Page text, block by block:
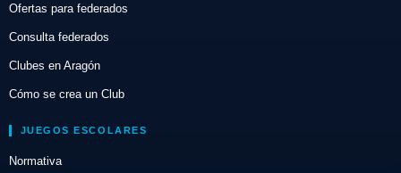
Ofertas para federados
Consulta federados
Clubes en Aragón
Cómo se crea un Club
JUEGOS ESCOLARES
Normativa